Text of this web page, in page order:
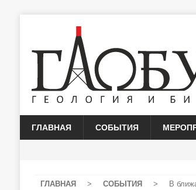
ГЛАВНАЯ СОБЫТИЯ
ГЛАВНАЯ > СОБЫТИЯ >
В